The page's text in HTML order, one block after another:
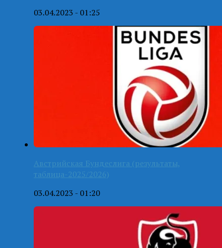
03.04.2023 - 01:25
Австрийская Бундеслига (результаты,
таблица-2025/2026)
03.04.2023 - 01:20